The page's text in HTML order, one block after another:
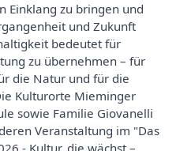
Einklang zu bringen und
und Zukunft
bedeutet für
zu übernehmen – für
die Natur und für die
Kulturorte Mieminger
sowie Familie Giovanelli
Veranstaltung im "Das
- Kultur, die wächst –